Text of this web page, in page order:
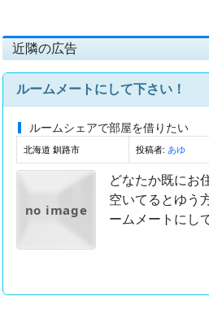
近隣の広告
ルームメートにして下さい！
ルームシェアで部屋を借りたい
北海道 釧路市 投稿者: あゆ
no image
どなたか既にお
空いてるとゆう
ームメートにし